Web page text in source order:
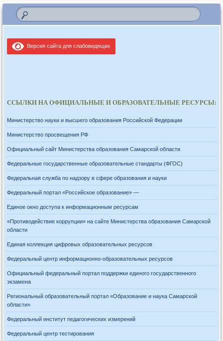
Версия сайта для слабовидящих
ССЫЛКИ НА ОФИЦИАЛЬНЫЕ И ОБРАЗОВАТЕЛЬНЫЕ РЕСУРСЫ:
Министерство науки и высшего образования Российской Федерации
Министерство просвещения РФ
Официальный сайт Министерства образования Самарской области
Федеральные государственные образовательные стандарты (ФГОС)
Федеральная служба по надзору в сфере образования и науки
Федеральный портал «Российское образование» —
Единое окно доступа к информационным ресурсам
«Противодействие коррупции» на сайте Министерства образования Самарской
области
Единая коллекция цифровых образовательных ресурсов
Федеральный центр информационно-образовательных ресурсов
Официальный федеральный портал поддержки единого государственного
экзамена
Региональный образовательный портал «Образование и наука Самарской
области»
Федеральный институт педагогических измерений
Федеральный центр тестирования